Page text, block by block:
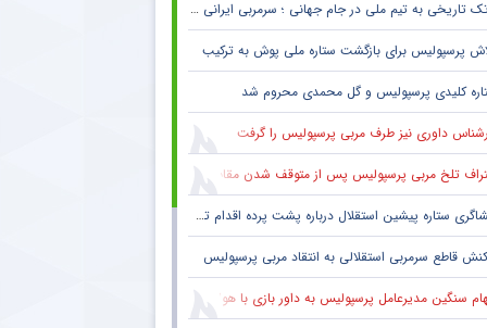
تاریخی به تیم ملی در جام جهانی ؛ سرمربی ایرانی روی نیمکت آمریکا
پرسپولیس برای بازگشت ستاره ملی پوش به ترکیب
کلیدی پرسپولیس و گل محمدی محروم شد
داوری نیز طرف مربی پرسپولیس را گرفت
تلخ مربی پرسپولیس پس از متوقف شدن مقابل تیم یک استقلالی
ستاره پیشین استقلال درباره پشت پرده اقدام تحریک آمیز خود مقابل هواداران پرسپولیس
قاطع سرمربی استقلالی به انتقاد مربی پرسپولیس
سنگین مدیرعامل پرسپولیس به داور بازی با هوادار